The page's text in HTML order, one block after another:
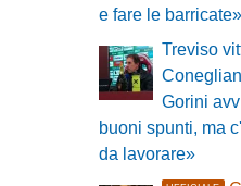
e fare le barricate»
Treviso
Gorini
buoni spunti, ma
da lavorare»